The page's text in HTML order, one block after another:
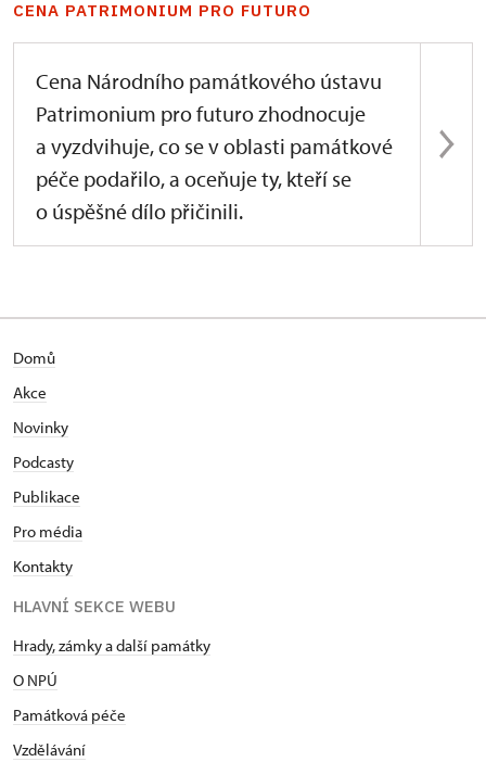
CENA PATRIMONIUM PRO FUTURO
Cena Národního památkového ústavu
Patrimonium pro futuro zhodnocuje
a vyzdvihuje, co se v oblasti památkové
péče podařilo, a oceňuje ty, kteří se
o úspěšné dílo přičinili.
Domů
Akce
Novinky
Podcasty
Publikace
Pro média
Kontakty
HLAVNÍ SEKCE WEBU
Hrady, zámky a další památky
O NPÚ
Památková péče
Vzdělávání